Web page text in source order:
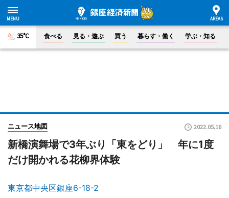
35°C 食べる 見る・遊ぶ 買う 暮らす・働く 学ぶ・知る
ニュース地図 2022.05.16
新橋演舞場で3年ぶり「東をどり」 年に1度
だけ開かれる花柳界体験
東京都中央区銀座6-18-2